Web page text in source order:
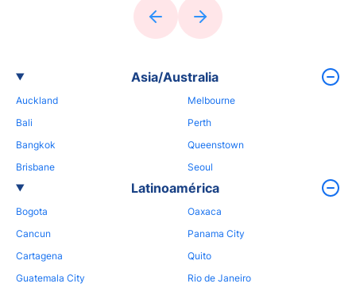
Asia/Australia
Auckland
Bali
Bangkok
Brisbane
Melbourne
Perth
Queenstown
Seoul
Latinoamérica
Bogota
Cancun
Cartagena
Guatemala City
Oaxaca
Panama City
Quito
Rio de Janeiro